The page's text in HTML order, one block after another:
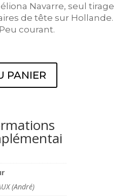
Navarre, seul tirage
de tête sur Hollande.
courant.
PANIER
(André)